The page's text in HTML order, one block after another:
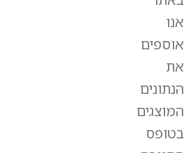
אנו
אוספים
את
הנתונים
המוצגים
בטופס